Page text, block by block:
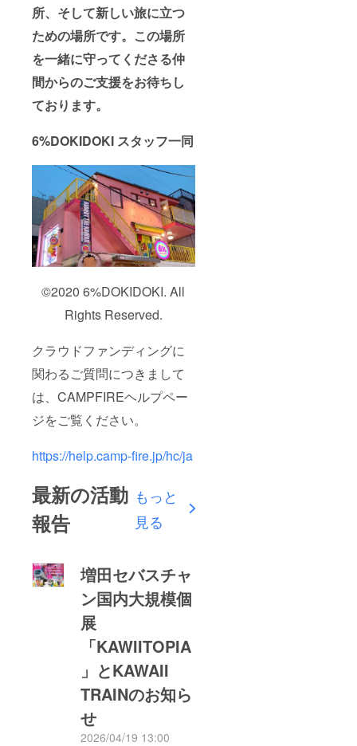
所、そして新しい旅に立つ
ための場所です。この場所
を一緒に守ってくださる仲
間からのご支援をお待ちし
ております。
6%DOKIDOKI スタッフ一同
©2020 6%DOKIDOKI. All
Rights Reserved.
クラウドファンディングに
関わるご質問につきまして
は、CAMPFIREヘルプペー
ジをご覧ください。
https://help.camp-fire.jp/hc/ja
最新の活動
報告
もっと
見る
増田セバスチャ
ン国内大規模個
展
「KAWIITOPIA
」とKAWAII
TRAINのお知ら
せ
2026/04/19 13:00